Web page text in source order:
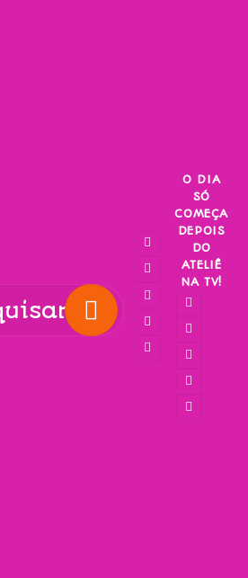
O DIA
SÓ
COMEÇA
DEPOIS
DO
ATELIÊ
NA TV!